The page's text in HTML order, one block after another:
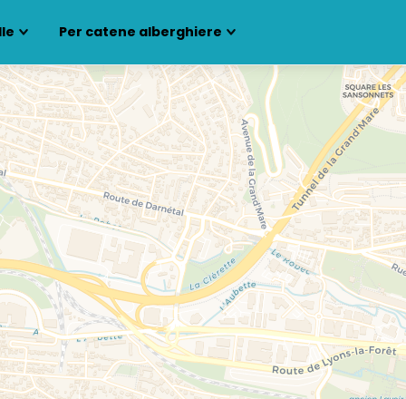
Per catene alberghiere